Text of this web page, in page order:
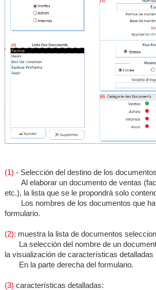
(1) - Selección del destino de los
Al elaborar un documento de ventas
etc.), la lista que se le propondrá solo
Los nombres de los documentos que ha
formulario.
(2): muestra la lista de documentos
La selección del nombre de un
la visualización de características detalladas
En la parte derecha del formulario.
(3) características detalladas: